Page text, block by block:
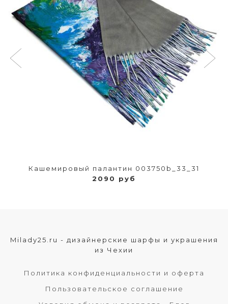
Кашемировый палантин 003750b_33_31
2090 руб
Milady25.ru - дизайнерские шарфы и украшения
из Чехии
Политика конфиденциальности и оферта
Пользовательское соглашение